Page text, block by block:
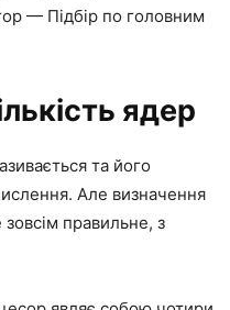
— Підбір по головним
ядер
та його
Але визначення
зовсім правильне, з